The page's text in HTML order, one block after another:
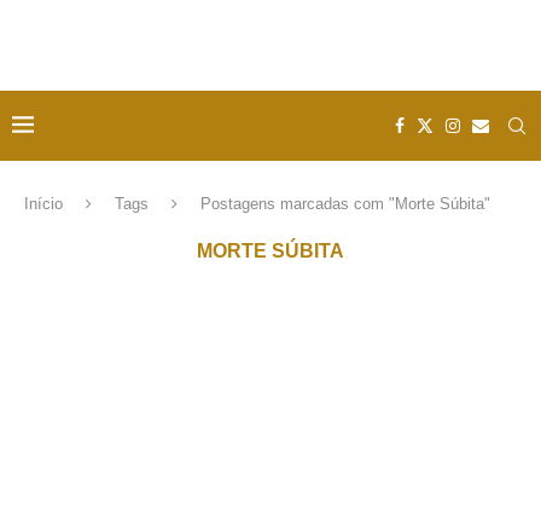
Início Tags Postagens marcadas com "Morte Súbita"
MORTE SÚBITA